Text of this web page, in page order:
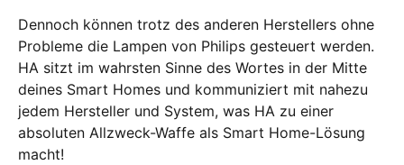
Dennoch können trotz des anderen Herstellers ohne
Probleme die Lampen von Philips gesteuert werden.
HA sitzt im wahrsten Sinne des Wortes in der Mitte
deines Smart Homes und kommuniziert mit nahezu
jedem Hersteller und System, was HA zu einer
absoluten Allzweck-Waffe als Smart Home-Lösung
macht!